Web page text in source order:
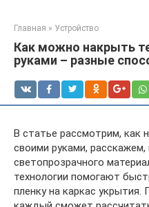
Главная » Устройство
Как можно накрыть
руками – разные
В статье рассмотрим, как
своими руками,
светопрозрачного
технологии помогают
пленку на каркас укрытия.